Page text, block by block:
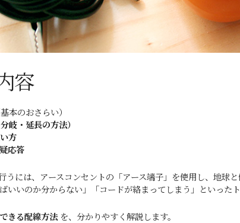
容
基本のおさらい）
岐・延長の方法）
方
応答
うには、アースコンセントの「アース端子」を使用し、地球
いいのか分からない」「コードが絡まってしまう」といった
きる配線方法を、分かりやすく解説します。